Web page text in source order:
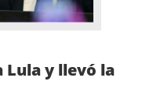
Lula y llevó la